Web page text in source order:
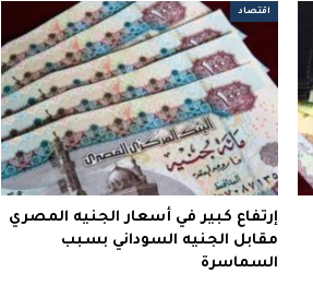
اقتصاد
إرتفاع كبير في أسعار الجنيه المصري
مقابل الجنيه السوداني بسبب
السماسرة